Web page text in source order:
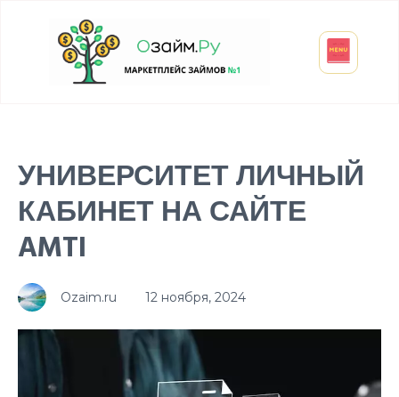
УНИВЕРСИТЕТ ЛИЧНЫЙ
КАБИНЕТ НА САЙТЕ
AMTI
Ozaim.ru 12 ноября, 2024